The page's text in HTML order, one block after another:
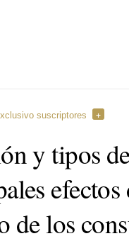
y tipos
de los
suscriptores